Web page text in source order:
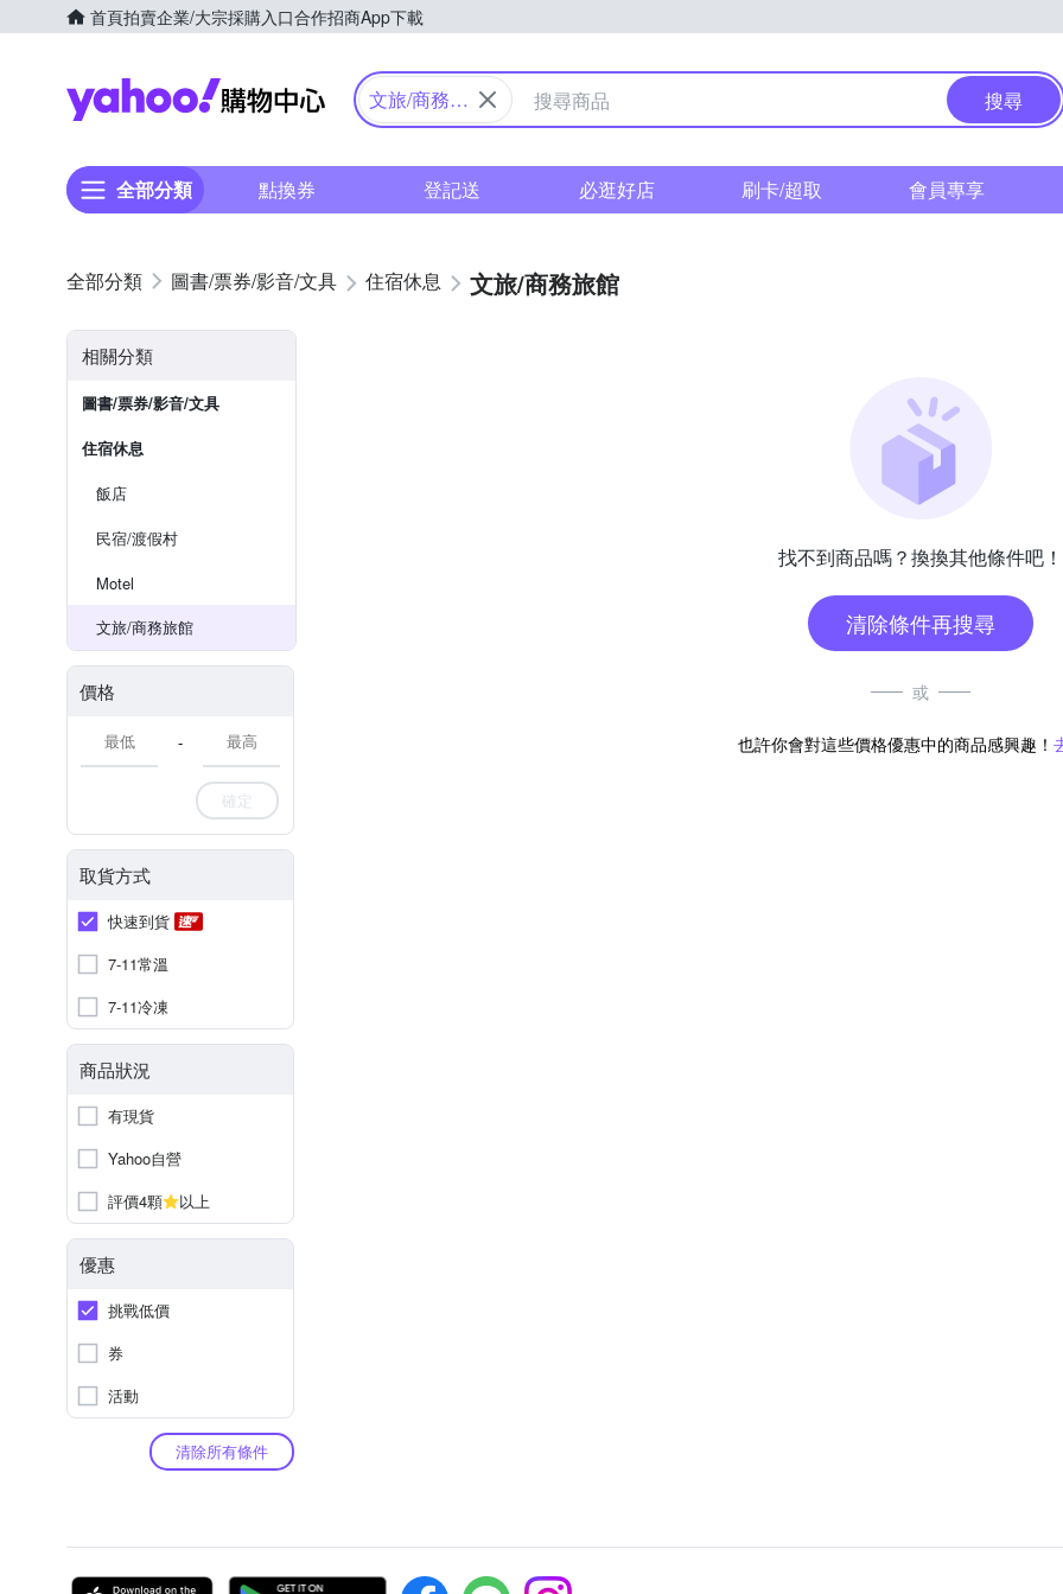
首頁拍賣企業/大宗採購入口合作招商App下載
Yahoo購物中心
文旅/商務旅
搜尋
全部分類 點換券 登記送 必逛好店 刷卡/超取 會員專享
圖書/票券/影音/文具 住宿休息 文旅/商務旅館
相關分類
圖書/票券/影音/文具
住宿休息
飯店
民宿/渡假村
Motel
文旅/商務旅館
價格
-
確定
取貨方式
快速到貨
7-11常溫
7-11冷凍
商品狀況
有現貨
Yahoo自營
評價4顆
以上
優惠
挑戰低價
券
活動
清除所有條件
找不到商品嗎？換換其他條件吧！
清除條件再搜尋
或
也許你會對這些價格優惠中的商品感興趣！